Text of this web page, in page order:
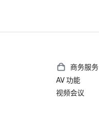
商务服务
AV 功能
视频会议